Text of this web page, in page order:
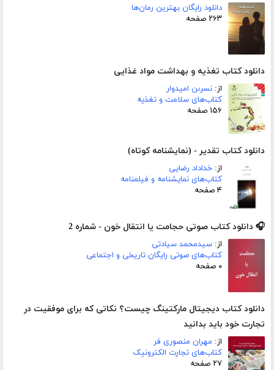
دانلود رایگان بهترین رمان‌ها
۲۶۳ صفحه
دانلود کتاب تغذیه و بهداشت مواد غذایی
از: نسرىن امیدوار
کتاب‌های سلامت و تغذیه
۱۵۶ صفحه
دانلود کتاب تقدیر - (نمایشنامه کوتاه)
از: خداداد رضایی
کتاب‌های نمایشنامه و فیلمنامه
۴ صفحه
🎧 دانلود کتاب صوتی حجامت یا انتقال خون - شماره 2
از: سیدمحمد سیادتی
کتاب‌های صوتی رایگان تاریخی و اجتماعی
۰ صفحه
دانلود کتاب دیجیتال مارکتینگ چیست؟ نکاتی که برای موفقیت در
تجارت خود باید بدانید
از: مهران منصوری فر
کتاب‌های تجارت الکترونیک
۲۷ صفحه